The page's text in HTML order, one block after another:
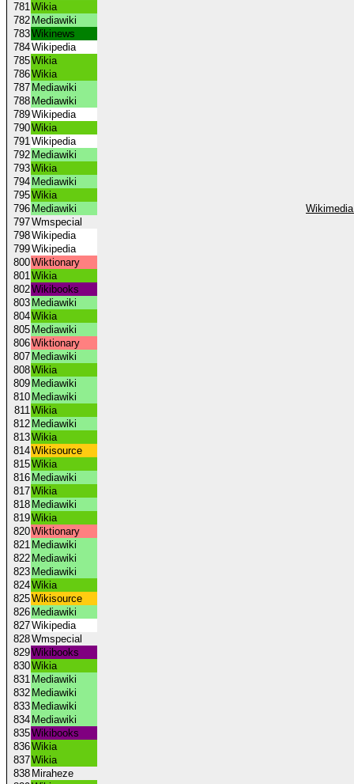
781Wikia
782 Mediawiki
783Wikinews
784Wikipedia
785Wikia
786Wikia
787 Mediawiki
788 Mediawiki
789Wikipedia
790Wikia
791Wikipedia
792 Mediawiki
793Wikia
794 Mediawiki
795Wikia
796 Mediawiki
797Wmspecial
798Wikipedia
799Wikipedia
800Wiktionary
801Wikia
802Wikibooks
803 Mediawiki
804Wikia
805 Mediawiki
806Wiktionary
807 Mediawiki
808Wikia
809 Mediawiki
810 Mediawiki
811Wikia
812 Mediawiki
813Wikia
814Wikisource
815Wikia
816 Mediawiki
817Wikia
818 Mediawiki
819Wikia
820Wiktionary
821 Mediawiki
822 Mediawiki
823 Mediawiki
824Wikia
825Wikisource
826 Mediawiki
827Wikipedia
828Wmspecial
829Wikibooks
830Wikia
831 Mediawiki
832 Mediawiki
833 Mediawiki
834 Mediawiki
835Wikibooks
836Wikia
837Wikia
838 Miraheze